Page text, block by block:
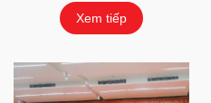
nhôm, phủ một lớp chất bám
dính mạnh mẽ. Nó thường ...
Xem tiếp